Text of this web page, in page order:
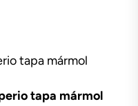
tapa mármol